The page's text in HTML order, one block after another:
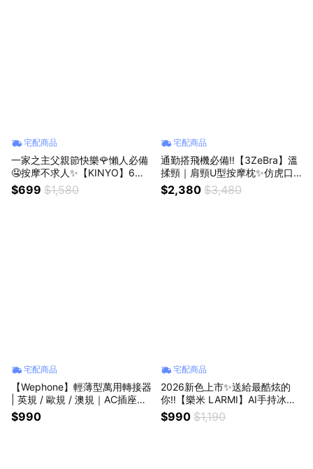
宅配商品
一家之主父親節快樂🌹懶人必備
🤤按摩不求人✨【KINYO】6段
式肌肉舒緩筋膜槍 (FG-61)✨生
日禮物✨情人節禮物✨聖誕節✨
$699 $1,580
宅配商品
通勤搭飛機必備‼️【3ZeBra】溫
揉頸｜肩頸U型按摩枕✨仿虎口
按摩頭✨生日禮物 (SHOPPING9
9)
$2,380 $3,480
宅配商品
【Wephone】輕薄型萬用轉接器
| 英規 / 歐規 / 澳規｜AC插座、
USB-A、USB-C｜推桿式切換✨
$990
宅配商品
2026新色上市✨送給最酷炫的
你‼️【樂米 LARMI】AI手持冰能
扇-LMF08MAX✨渦輪增壓強風
3秒瞬間降溫✨超長續航力⚡會說
$990 $1,190